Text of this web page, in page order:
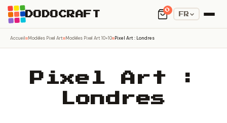
DODOCRAFT
0
FR
Accueil Modèles Pixel Art Modèles Pixel Art 10×10 Pixel Art : Londres
Pixel Art :
Londres